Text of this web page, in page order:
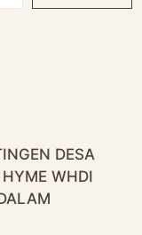
DESA
WHDI